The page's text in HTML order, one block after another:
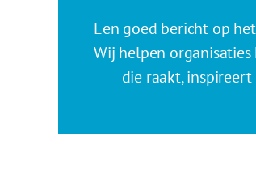
Een goed bericht op
Wij helpen
die raakt,